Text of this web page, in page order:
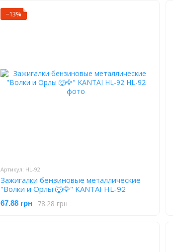
−13%
Артикул: HL-92
Зажигалки бензиновые металлические
"Волки и Орлы 🐺🦅" KANTAI HL-92
78.28 грн
67.88 грн